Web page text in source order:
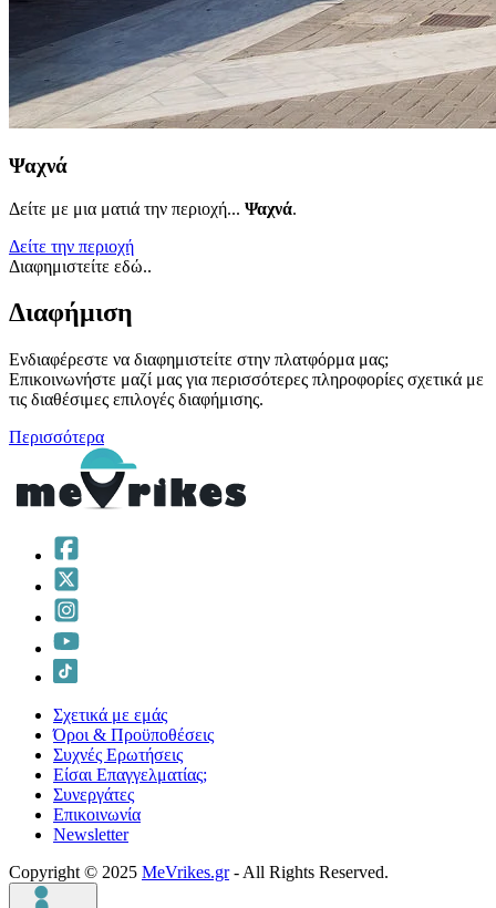
Ψαχνά
Δείτε με μια ματιά την περιοχή... Ψαχνά.
Δείτε την περιοχή
Διαφημιστείτε εδώ..
Διαφήμιση
Ενδιαφέρεστε να διαφημιστείτε στην πλατφόρμα μας;
Επικοινωνήστε μαζί μας για περισσότερες πληροφορίες σχετικά με
τις διαθέσιμες επιλογές διαφήμισης.
Περισσότερα
Σχετικά με εμάς
Όροι & Προϋποθέσεις
Συχνές Ερωτήσεις
Είσαι Επαγγελματίας;
Συνεργάτες
Επικοινωνία
Νewsletter
Copyright © 2025 MeVrikes.gr- All Rights Reserved.